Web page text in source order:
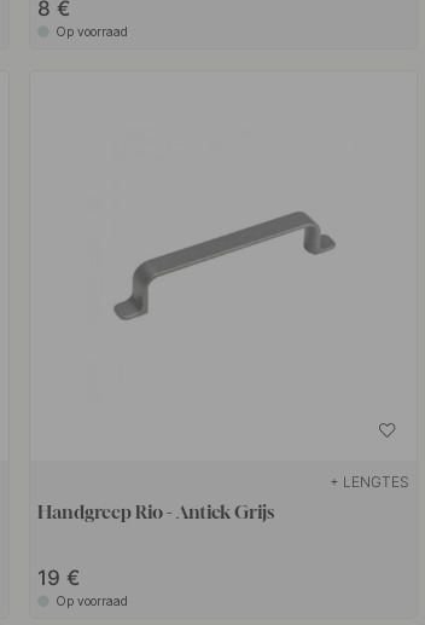
8 €
Op voorraad
+ LENGTES
Handgreep Rio - Antiek Grijs
19 €
Op voorraad